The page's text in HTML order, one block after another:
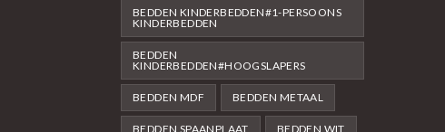
BEDDEN KINDERBEDDEN#1-PERSOONS
KINDERBEDDEN
BEDDEN
KINDERBEDDEN#HOOGSLAPERS
BEDDEN MDF BEDDEN METAAL
BEDDEN SPAANPLAAT BEDDEN WIT